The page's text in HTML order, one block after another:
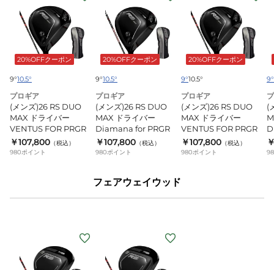
ズ)26
MAX
ド
ラ
イ
バ
ー
VENTUS
20%OFFクーポン
9°10.5°
プロギア
(メンズ)26 RS DUO
MAX ドライバー
VENTUS FOR PRGR
￥107,800 （税込）
980ポイント
ズ)26
MAX
ド
ラ
イ
バ
ー
Diamana
PRGR
20%OFFクーポン
9°10.5°
プロギア
(メンズ)26 RS DUO
MAX ドライバー
Diamana for PRGR
￥107,800 （税込）
980ポイント
ズ)26
MAX
ド
ラ
イ
バ
ー
VENTUS
20%OFFクーポン
9°10.5°
プロギア
(メンズ)26 RS DUO
MAX ドライバー
VENTUS FOR PRGR
￥107,800 （税込）
980ポイント
9°
(
フェアウェイウッド
ズ)26
ズ)26